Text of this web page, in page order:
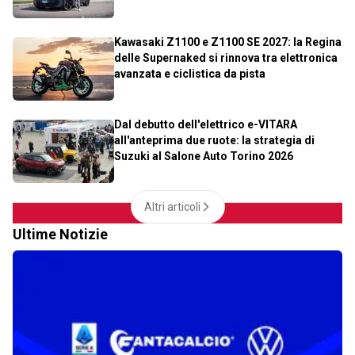
Kawasaki Z1100 e Z1100 SE 2027: la Regina
delle Supernaked si rinnova tra elettronica
avanzata e ciclistica da pista
Dal debutto dell'elettrico e-VITARA
all'anteprima due ruote: la strategia di
Suzuki al Salone Auto Torino 2026
Altri articoli
Ultime Notizie